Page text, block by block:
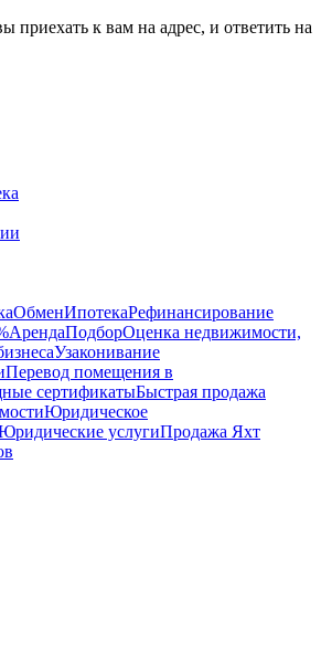
приехать к вам на адрес, и ответить на
ОбменИпотекаРефинансирование
АрендаПодборОценка недвижимости,
Узаконивание
Перевод помещения в
сертификатыБыстрая продажа
Юридическое
услугиПродажа Яхт